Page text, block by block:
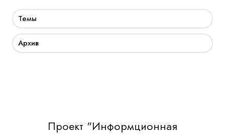
Темы
Архив
Проект "Информционная